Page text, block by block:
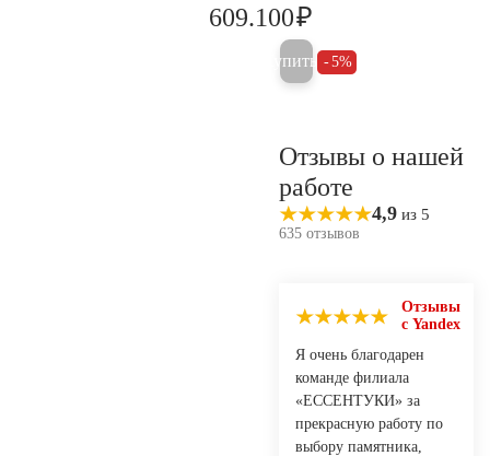
609.100₽
Купить 5%
Отзывы о нашей
работе
4,9 из 5
635 отзывов
Отзывы
с Yandex
Я очень благодарен
команде филиала
«ЕССЕНТУКИ» за
прекрасную работу по
выбору памятника,